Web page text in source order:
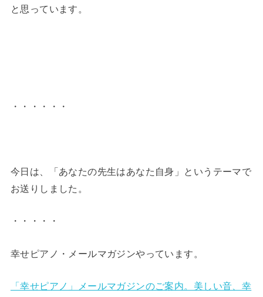
と思っています。
・・・・・・
今日は、「あなたの先生はあなた自身」というテーマで
お送りしました。
・・・・・
幸せピアノ・メールマガジンやっています。
「幸せピアノ」メールマガジンのご案内。美しい音、幸